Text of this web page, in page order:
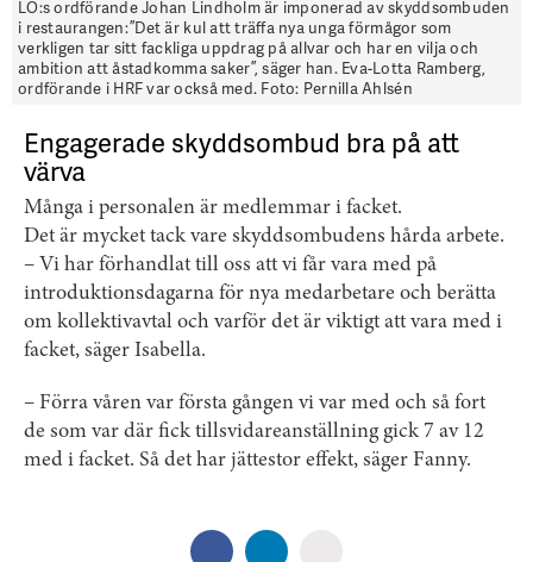
LO:s ordförande Johan Lindholm är imponerad av skyddsombuden
i restaurangen: ”Det är kul att träffa nya unga förmågor som
verkligen tar sitt fackliga uppdrag på allvar och har en vilja och
ambition att åstadkomma saker”, säger han. Eva-Lotta Ramberg,
ordförande i HRF var också med. Foto: Pernilla Ahlsén
Engagerade skyddsombud bra på att
värva
Många i personalen är medlemmar i facket.
Det är mycket tack vare skyddsombudens hårda arbete.
– Vi har förhandlat till oss att vi får vara med på
introduktionsdagarna för nya medarbetare och berätta
om kollektivavtal och varför det är viktigt att vara med i
facket, säger Isabella.
– Förra våren var första gången vi var med och så fort
de som var där fick tillsvidareanställning gick 7 av 12
med i facket. Så det har jättestor effekt, säger Fanny.